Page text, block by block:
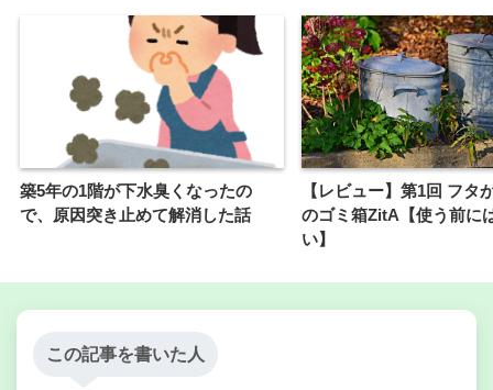
築5年の1階が下水臭くなったの
で、原因突き止めて解消した話
【レビュー】第1回 フタ
のゴミ箱ZitA【使う前に
い】
この記事を書いた人